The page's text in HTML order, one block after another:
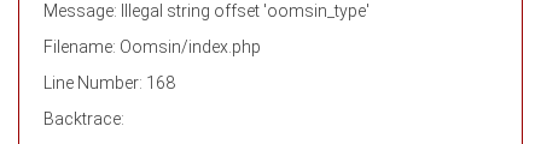
Message: Illegal string offset 'oomsin_type'
Filename: Oomsin/index.php
Line Number: 168
Backtrace: